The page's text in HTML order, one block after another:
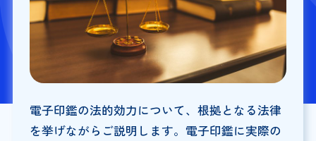
電子印鑑の法的効力について、根拠となる法律
を挙げながらご説明します。電子印鑑に実際の